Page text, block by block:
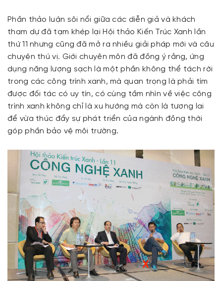
Phần thảo luận sôi nổi giữa các diễn giả và khách
tham dự đã tạm khép lại Hội thảo Kiến Trúc Xanh lần
thứ 11 nhưng cũng đã mở ra nhiều giải pháp mới và câu
chuyện thú vị. Giới chuyên môn đã đồng ý rằng, ứng
dụng năng lượng sạch là một phần không thể tách rời
trong các công trình xanh, mà quan trọng là phải tìm
được đối tác có uy tín, có cùng tầm nhìn về việc công
trình xanh không chỉ là xu hướng mà còn là tương lai
để vừa thúc đẩy sự phát triển của ngành đồng thời
góp phần bảo vệ môi trường.